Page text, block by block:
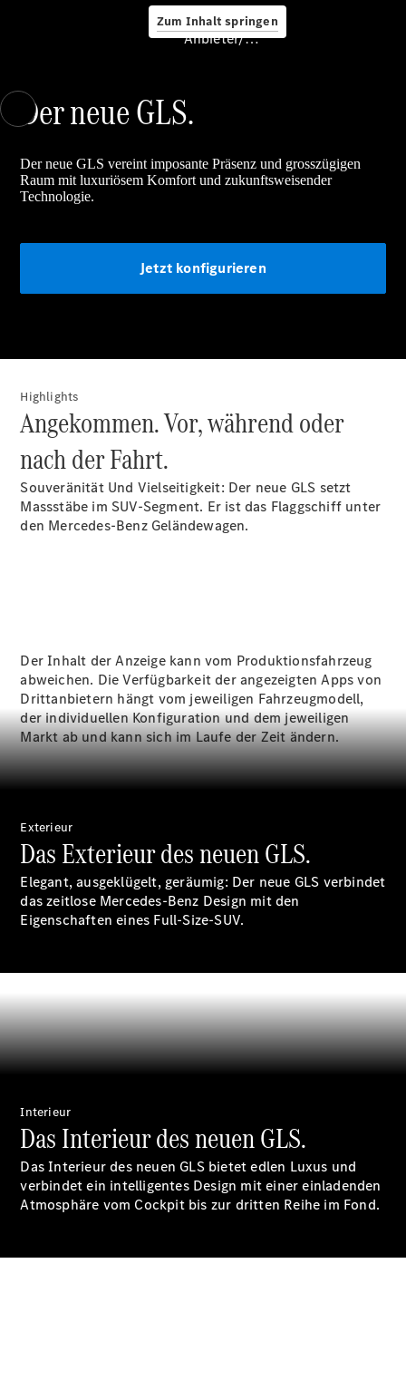
Zum Inhalt springen
Service &
Extras
Unterwegs
Reparatur
&
Garantie
Übersicht
Reparatur
Service &
Garantie
Rückrufe
Ersatzteile
Digitale
Betriebsanleitungen
Servicetermin
buchen
Über uns
Anbieter/Datenschutz
Der neue GLS.
Der neue GLS vereint imposante Präsenz und grosszügigen
Raum mit luxuriösem Komfort und zukunftsweisender
Technologie.
Jetzt konfigurieren
Highlights
Angekommen. Vor, während oder
nach der Fahrt.
Souveränität Und Vielseitigkeit: Der neue GLS setzt
Massstäbe im SUV-Segment. Er ist das Flaggschiff unter
den Mercedes-Benz Geländewagen.
Der Inhalt der Anzeige kann vom Produktionsfahrzeug
abweichen. Die Verfügbarkeit der angezeigten Apps von
Drittanbietern hängt vom jeweiligen Fahrzeugmodell,
der individuellen Konfiguration und dem jeweiligen
Markt ab und kann sich im Laufe der Zeit ändern.
Exterieur
Das Exterieur des neuen GLS.
Elegant, ausgeklügelt, geräumig: Der neue GLS verbindet
das zeitlose Mercedes-Benz Design mit den
Eigenschaften eines Full-Size-SUV.
Interieur
Das Interieur des neuen GLS.
Das Interieur des neuen GLS bietet edlen Luxus und
verbindet ein intelligentes Design mit einer einladenden
Atmosphäre vom Cockpit bis zur dritten Reihe im Fond.